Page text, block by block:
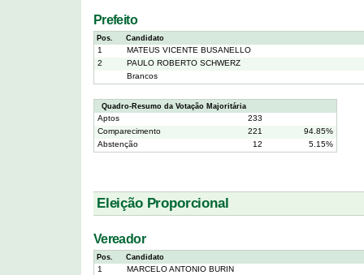
Prefeito
Pos. Candidato
1
MATEUS VICENTE BUSANELLO
2
PAULO ROBERTO SCHWERZ
Brancos
Quadro-Resumo da Votação Majoritária
Aptos
233
Comparecimento
221
94.85%
Abstenção
12 5.15%
Eleição Proporcional
Vereador
Pos. Candidato
1
MARCELO ANTONIO BURIN